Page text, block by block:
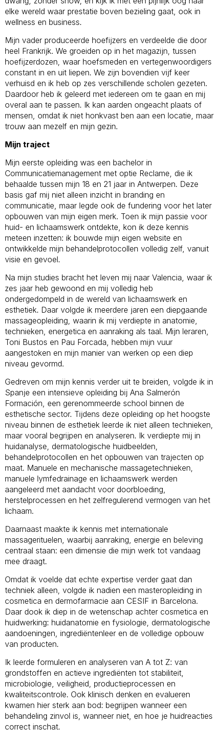
elke wereld waar prestatie boven bezieling gaat, ook in
wellness en business.
Mijn vader produceerde hoefijzers en verdeelde die door
heel Frankrijk. We groeiden op in het magazijn, tussen
hoefijzerdozen, waar hoefsmeden en vertegenwoordigers
constant in en uit liepen. We zijn bovendien vijf keer
verhuisd en ik heb op zes verschillende scholen gezeten.
Daardoor heb ik geleerd met iedereen om te gaan en mij
overal aan te passen. Ik kan aarden ongeacht plaats of
mensen, omdat ik niet honkvast ben aan een locatie, maar
trouw aan mezelf en mijn gezin.
Mijn traject
Mijn eerste opleiding was een bachelor in
Communicatiemanagement met optie Reclame, die ik
behaalde tussen mijn 18 en 21 jaar in Antwerpen. Deze
basis gaf mij niet alleen inzicht in branding en
communicatie, maar legde ook de fundering voor het later
opbouwen van mijn eigen merk. Toen ik mijn passie voor
huid- en lichaamswerk ontdekte, kon ik deze kennis
meteen inzetten: ik bouwde mijn eigen website en
ontwikkelde mijn behandelprotocollen volledig zelf, vanuit
visie en gevoel.
Na mijn studies bracht het leven mij naar Valencia, waar ik
zes jaar heb gewoond en mij volledig heb
ondergedompeld in de wereld van lichaamswerk en
esthetiek. Daar volgde ik meerdere jaren een diepgaande
massageopleiding, waarin ik mij verdiepte in anatomie,
technieken, energetica en aanraking als taal. Mijn leraren,
Toni Bustos en Pau Forcada, hebben mijn vuur
aangestoken en mijn manier van werken op een diep
niveau gevormd.
Gedreven om mijn kennis verder uit te breiden, volgde ik in
Spanje een intensieve opleiding bij Ana Salmerón
Formación, een gerenommeerde school binnen de
esthetische sector. Tijdens deze opleiding op het hoogste
niveau binnen de esthetiek leerde ik niet alleen technieken,
maar vooral begrijpen en analyseren. Ik verdiepte mij in
huidanalyse, dermatologische huidbeelden,
behandelprotocollen en het opbouwen van trajecten op
maat. Manuele en mechanische massagetechnieken,
manuele lymfedrainage en lichaamswerk werden
aangeleerd met aandacht voor doorbloeding,
herstelprocessen en het zelfregulerend vermogen van het
lichaam.
Daarnaast maakte ik kennis met internationale
massagerituelen, waarbij aanraking, energie en beleving
centraal staan: een dimensie die mijn werk tot vandaag
mee draagt.
Omdat ik voelde dat echte expertise verder gaat dan
techniek alleen, volgde ik nadien een masteropleiding in
cosmetica en dermofarmacie aan CESIF in Barcelona.
Daar dook ik diep in de wetenschap achter cosmetica en
huidwerking: huidanatomie en fysiologie, dermatologische
aandoeningen, ingrediëntenleer en de volledige opbouw
van producten.
Ik leerde formuleren en analyseren van A tot Z: van
grondstoffen en actieve ingrediënten tot stabiliteit,
microbiologie, veiligheid, productieprocessen en
kwaliteitscontrole. Ook klinisch denken en evalueren
kwamen hier sterk aan bod: begrijpen wanneer een
behandeling zinvol is, wanneer niet, en hoe je huidreacties
correct inschat.